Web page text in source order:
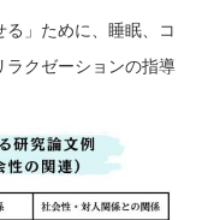
る」ために、睡眠、コ
ラクゼーションの指導